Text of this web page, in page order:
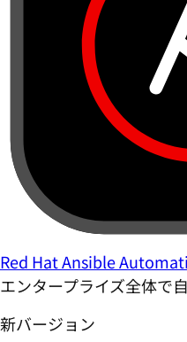
Red Hat Ansible
エンタープライズ全体で
新バージョン